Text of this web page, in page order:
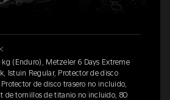
(Enduro), Metzeler 6 Days Extreme
Istuin Regular, Protector de disco
de disco trasero no incluido,
de tornillos de titanio no incluido, 80